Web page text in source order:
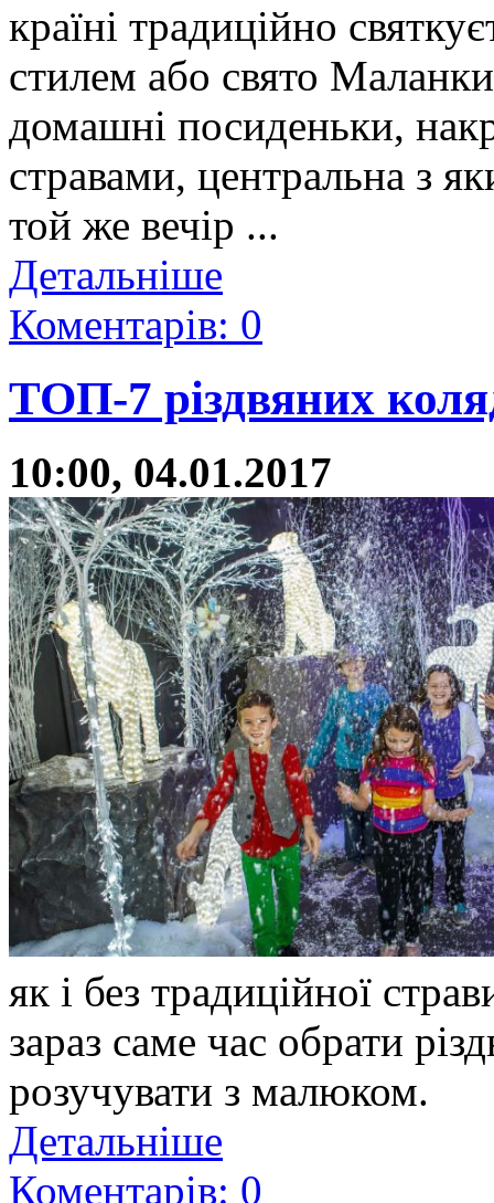
країні традиційно
стилем або свято
домашні посиденьки,
стравами, центральна з
той же вечір ...
Детальніше
Коментарів: 0
ТОП-7 різдвяних
10:00, 04.01.2017
як і без традиційної
зараз саме час обрати
розучувати з малюком.
Детальніше
Коментарів: 0